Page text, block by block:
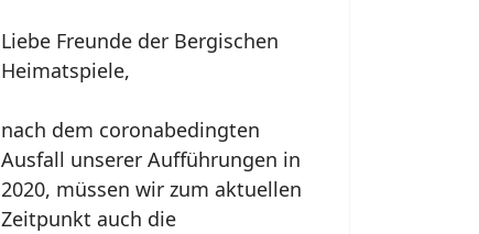
Liebe Freunde der Bergischen
Heimatspiele,
nach dem coronabedingten
Ausfall unserer Aufführungen in
2020, müssen wir zum aktuellen
Zeitpunkt auch die